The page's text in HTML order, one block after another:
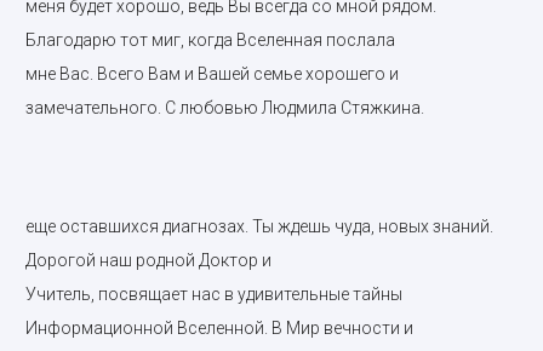
меня будет хорошо, ведь Вы всегда со мной рядом.
Благодарю тот миг, когда Вселенная послала
мне Вас. Всего Вам и Вашей семье хорошего и
замечательного. С любовью Людмила Стяжкина.
еще оставшихся диагнозах. Ты ждешь чуда, новых знаний.
Дорогой наш родной Доктор и
Учитель, посвящает нас в удивительные тайны
Информационной Вселенной. В Мир вечности и